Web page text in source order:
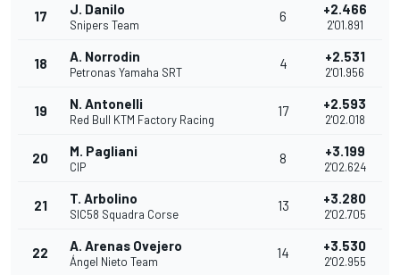
17 J. Danilo
Snipers Team
6 +2.466
2'01.891
18 A. Norrodin
Petronas Yamaha SRT
4 +2.531
2'01.956
19 N. Antonelli
Red Bull KTM Factory Racing
17 +2.593
2'02.018
20 M. Pagliani
CIP
8 +3.199
2'02.624
21 T. Arbolino
SIC58 Squadra Corse
13 +3.280
2'02.705
22 A. Arenas Ovejero
Ángel Nieto Team
14 +3.530
2'02.955